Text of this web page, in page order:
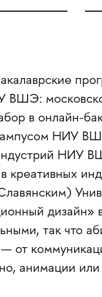
ВШЭ:
в онлайн-
НИУ
НИУ
креативных
дизайн»
так что
от
анимации